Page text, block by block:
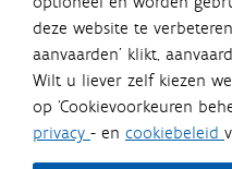
deze website te
aanvaarden’ klikt,
Wilt u liever zelf kiezen
op ‘Cookievoorkeuren
privacy - en cookiebeleid
officiële website van
overheid
uitgegeven door
Waterbeleid
De Coördinatiecommissie